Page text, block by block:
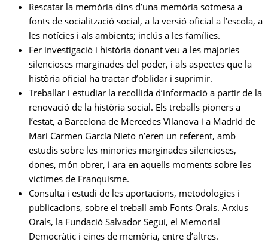
Rescatar la memòria dins d’una memòria sotmesa a
fonts de socialització social, a la versió oficial a l’escola, a
les notícies i als ambients; inclús a les famílies.
Fer investigació i història donant veu a les majories
silencioses marginades del poder, i als aspectes que la
història oficial ha tractar d’oblidar i suprimir.
Treballar i estudiar la recollida d’informació a partir de la
renovació de la història social. Els treballs pioners a
l’estat, a Barcelona de Mercedes Vilanova i a Madrid de
Mari Carmen García Nieto n’eren un referent, amb
estudis sobre les minories marginades silencioses,
dones, món obrer, i ara en aquells moments sobre les
víctimes de Franquisme.
Consulta i estudi de les aportacions, metodologies i
publicacions, sobre el treball amb Fonts Orals. Arxius
Orals, la Fundació Salvador Seguí, el Memorial
Democràtic i eines de memòria, entre d’altres.